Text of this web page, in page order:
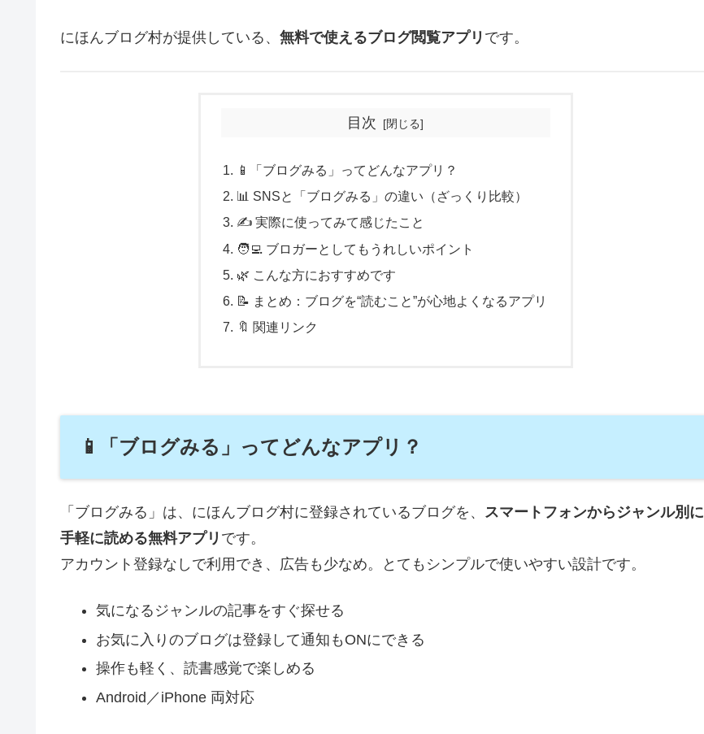
にほんブログ村が提供している、 無料で使えるブログ閲覧アプリ です。
目次
📱「ブログみる」ってどんなアプリ？
📊 SNSと「ブログみる」の違い（ざっくり比較）
✍ 実際に使ってみて感じたこと
🧑‍💻 ブロガーとしてもうれしいポイント
🌿 こんな方におすすめです
📝 まとめ：ブログを“読むこと”が心地よくなるアプリ
🔖 関連リンク
📱「ブログみる」ってどんなアプリ？
「ブログみる」は、にほんブログ村に登録されているブログを、 スマートフォンからジャンル別に
手軽に読める無料アプリ です。
アカウント登録なしで利用でき、広告も少なめ。とてもシンプルで使いやすい設計です。
気になるジャンルの記事をすぐ探せる
お気に入りのブログは登録して通知もONにできる
操作も軽く、読書感覚で楽しめる
Android／iPhone 両対応